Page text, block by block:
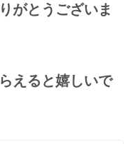
がとうございま
えると嬉しいで